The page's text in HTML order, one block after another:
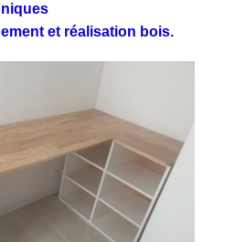
et réalisation bois.